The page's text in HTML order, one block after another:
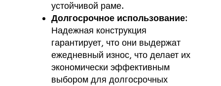
устойчивой раме.
Долгосрочное использование:
Надежная конструкция
гарантирует, что они выдержат
ежедневный износ, что делает их
экономически эффективным
выбором для долгосрочных